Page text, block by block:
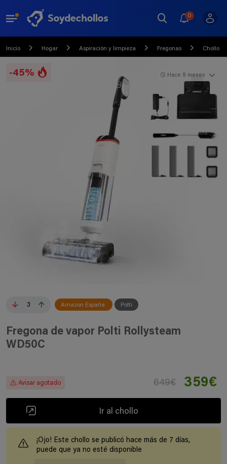
0
Inicio Hogar Aspiración y limpieza Fregonas Chollo
-45%
3 Amazon España Polti
Hace 8 meses
Fregona de vapor Polti Rollysteam
WD50C
Avisar agotado 649€ 359€
Ir al chollo
¡Ojo! Este chollo se publicó hace más de 7 días,
puede que ya no esté disponible